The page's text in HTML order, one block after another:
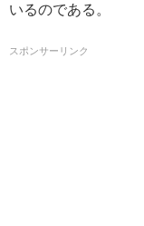
いるのである。
スポンサーリンク